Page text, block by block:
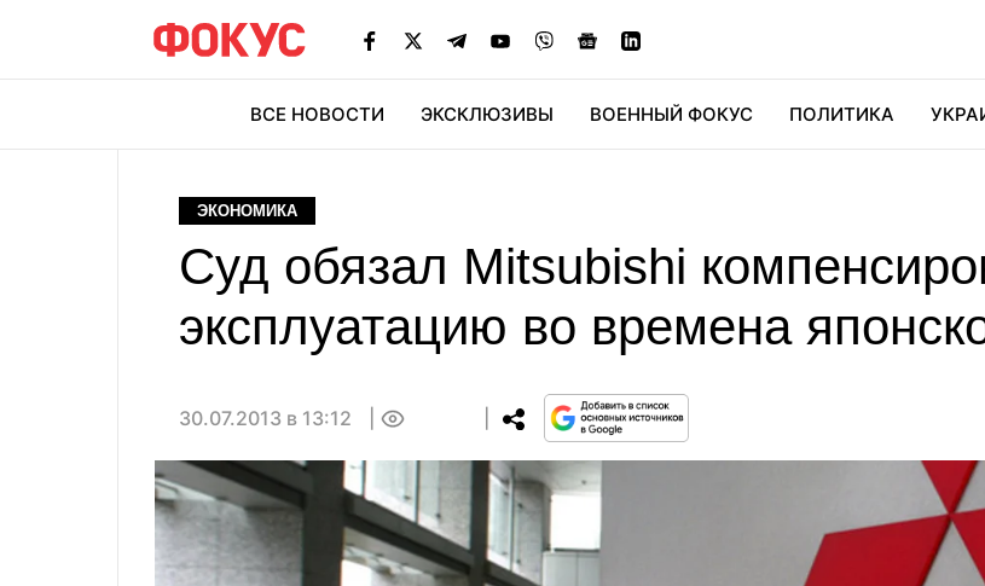
ВСЕ НОВОСТИ ЭКСКЛЮЗИВЫ ВОЕННЫЙ ФОКУС ПОЛИТИКА
ЭКОНОМИКА
Суд обязал Mitsubishi
эксплуатацию во времена
30.07.2013 в 13:12